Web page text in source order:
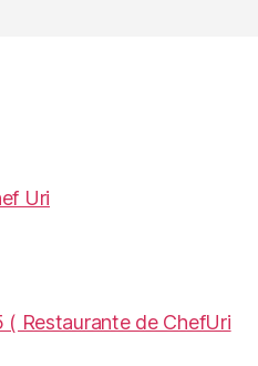
Uri
Restaurante de ChefUri